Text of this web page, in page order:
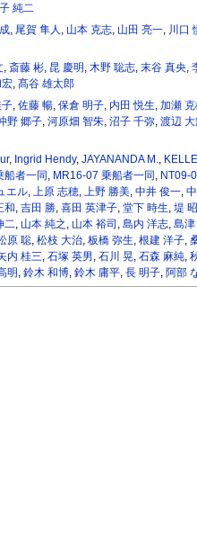
純二
尾賀 隼人 山本 克志 山田 亮一 川口
,斎藤 彬, 昆 慶明,木野 聡志,末谷 真央,
, 髙谷 雄太郎
子,佐藤 暢,保倉 明子, 内田 悦生,加瀬
野 郷子, 河原畑 智朱, 沼子 千弥, 渡辺 大
, Ingrid Hendy,JAYANANDA M.,
船者一同 , MR16-07 乗船者一同 , NT09-
エル, 上原 志穂, 上野 勝美, 中井 俊一,
和, 吉田 勝, 喜田 英津子, 堂下 時生, 堤
二, 山本 純之 , 山本 裕司 , 島内 洋志, 島津
原 聡, 松枝 大治, 板橋 弥生, 根建 洋子,
内 桂三, 石塚 英男, 石川 晃, 石森 麻純,
明 , 鈴木 和博, 鈴木 庸平, 長 明子, 阿部